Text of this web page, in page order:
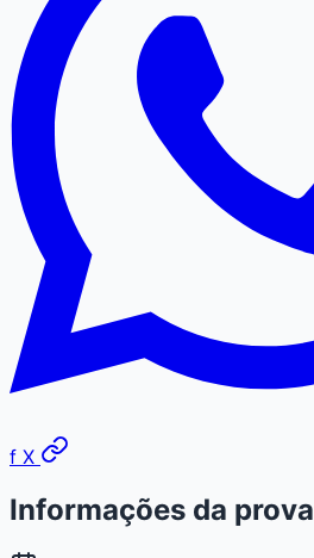
f X
Informações da prova